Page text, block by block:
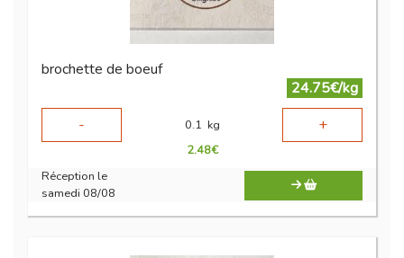
brochette de boeuf
24.75€/kg
-
0.1 kg +
2.48€
Réception le
samedi 08/08